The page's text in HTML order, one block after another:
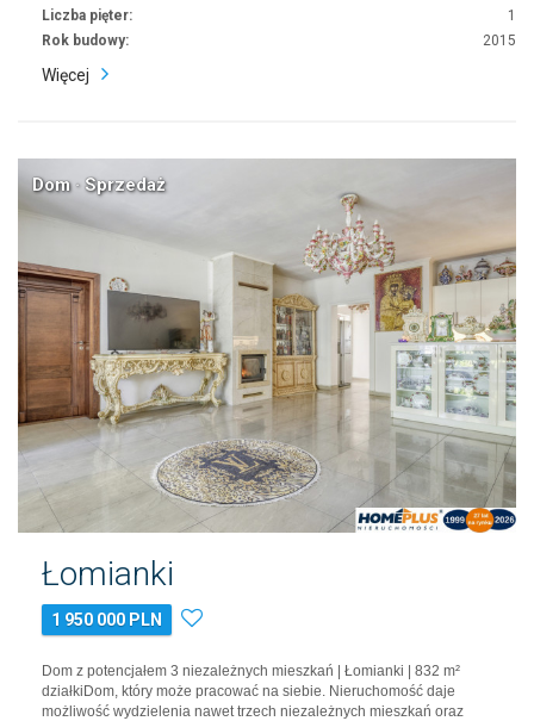
Liczba pięter:
1
Rok budowy:
2015
Więcej
Dom · Sprzedaż
Łomianki
1 950 000 PLN
Dom z potencjałem 3 niezależnych mieszkań | Łomianki | 832 m²
działkiDom, który może pracować na siebie. Nieruchomość daje
możliwość wydzielenia nawet trzech niezależnych mieszkań oraz